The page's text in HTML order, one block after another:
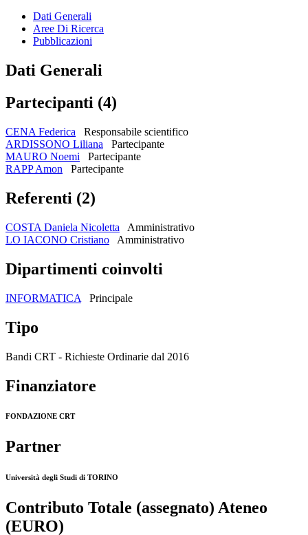
Dati Generali
Aree Di Ricerca
Pubblicazioni
Dati Generali
Partecipanti (4)
CENA Federica
Responsabile scientifico
ARDISSONO Liliana
Partecipante
MAURO Noemi
Partecipante
RAPP Amon
Partecipante
Referenti (2)
COSTA Daniela Nicoletta
Amministrativo
LO IACONO Cristiano
Amministrativo
Dipartimenti coinvolti
INFORMATICA Principale
Tipo
Bandi CRT - Richieste Ordinarie dal 2016
Finanziatore
FONDAZIONE CRT
Partner
Università degli Studi di TORINO
Contributo Totale (assegnato) Ateneo
(EURO)